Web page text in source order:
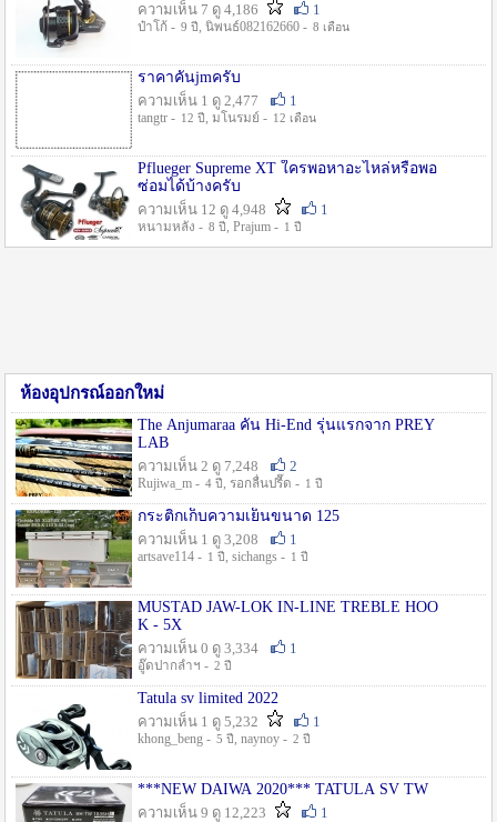
ความเห็น 7 ดู 4,186
1
ป๋าโก้ - 9 ปี , นิพนธ์082162660 - 8 เดือน
ราคาคันjmครับ
ความเห็น 1 ดู 2,477
1
tangtr - 12 ปี , มโนรมย์ - 12 เดือน
Pflueger Supreme XT ใครพอหาอะไหล่หรือพอ
ซ่อมได้บ้างครับ
ความเห็น 12 ดู 4,948
1
หนามหลัง - 8 ปี , Prajum - 1 ปี
ห้องอุปกรณ์ออกใหม่
The Anjumaraa คัน Hi-End รุ่นแรกจาก PREY
LAB
ความเห็น 2 ดู 7,248
2
Rujiwa_m - 4 ปี , รอกลื่นปรื๊ด - 1 ปี
กระติกเก็บความเย็นขนาด 125
ความเห็น 1 ดู 3,208
1
artsave114 - 1 ปี , sichangs - 1 ปี
MUSTAD JAW-LOK IN-LINE TREBLE HOO
K - 5X
ความเห็น 0 ดู 3,334
1
อู๊ดปากลำฯ - 2 ปี
Tatula sv limited 2022
ความเห็น 1 ดู 5,232
1
khong_beng - 5 ปี , naynoy - 2 ปี
***NEW DAIWA 2020*** TATULA SV TW
ความเห็น 9 ดู 12,223
1